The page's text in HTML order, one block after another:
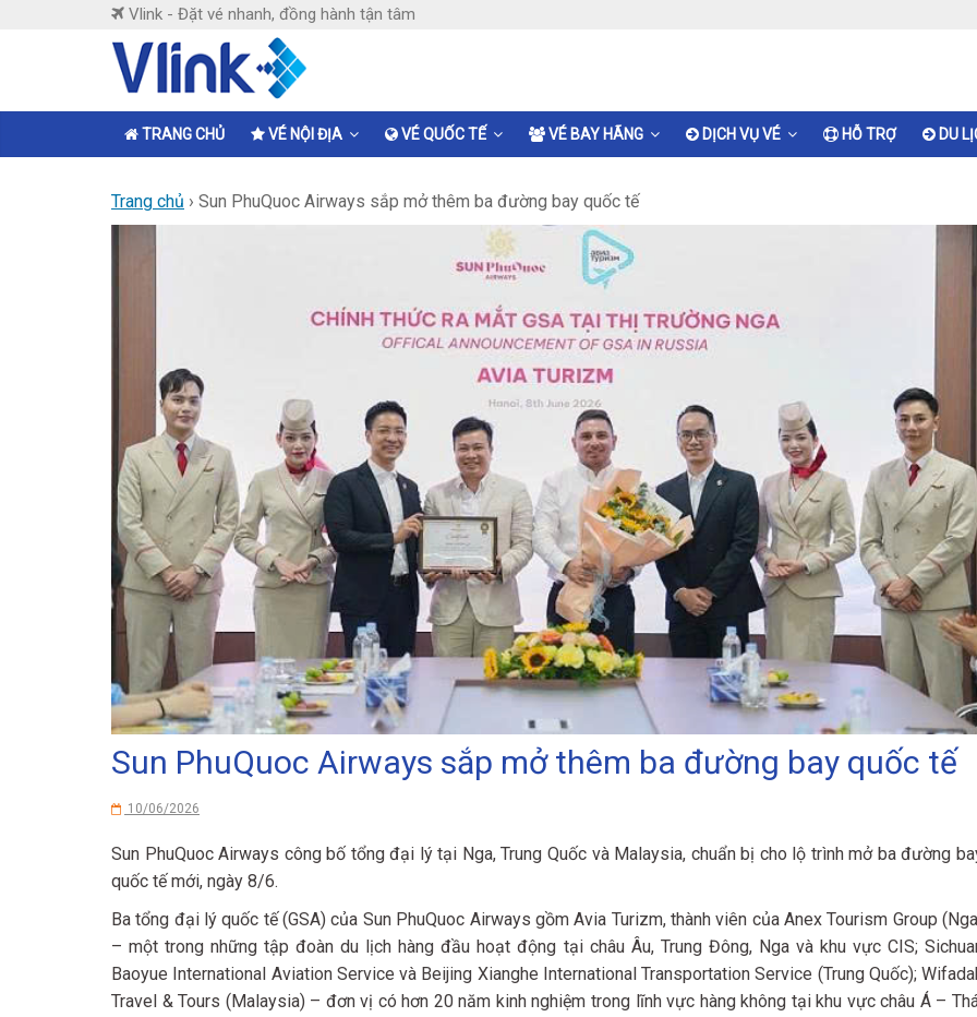
Vlink - Đặt vé nhanh, đồng hành tận tâm
Vlink
Đặt
vé
đồng
TRANG CHỦ VÉ NỘI ĐỊA VÉ QUỐC TẾ VÉ BAY HÃNG DỊCH VỤ VÉ HỖ TRỢ DU
Trang chủ › Sun PhuQuoc Airways sắp mở thêm ba đường bay quốc tế
Sun PhuQuoc Airways sắp mở thêm ba đường bay quốc tế
10/06/2026
Sun PhuQuoc Airways công bố tổng đại lý tại Nga, Trung Quốc và Malaysia, chuẩn bị cho lộ trình mở ba đường
quốc tế mới, ngày 8/6.
Ba tổng đại lý quốc tế (GSA) của Sun PhuQuoc Airways gồm Avia Turizm, thành viên của Anex Tourism Group
– một trong những tập đoàn du lịch hàng đầu hoạt động tại châu Âu, Trung Đông, Nga và khu vực CIS;
Baoyue International Aviation Service và Beijing Xianghe International Transportation Service (Trung Quốc);
Travel & Tours (Malaysia) – đơn vị có hơn 20 năm kinh nghiệm trong lĩnh vực hàng không tại khu vực châu Á –